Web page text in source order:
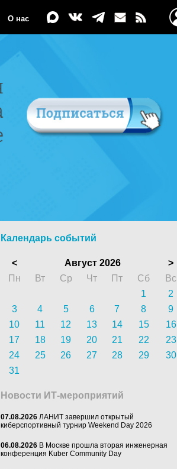
О нас
Календарь событий
< Август 2026
>
Пн
Вт Ср Чт Пт Сб
Вс
1
2
3
4 5 6 7 8
9
10
11 12 13 14 15
16
17
18 19 20 21 22
23
24
25 26 27 28 29
30
31
Новости ИТ-мероприятий
07.08.2026 ЛАНИТ завершил открытый
киберспортивный турнир Weekend Day 2026
06.08.2026 В Москве прошла вторая инженерная
конференция Kuber Community Day